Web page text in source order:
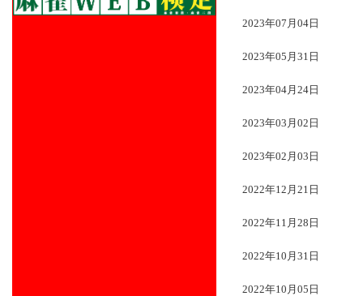
2023年07月04日
2023年05月31日
2023年04月24日
2023年03月02日
2023年02月03日
2022年12月21日
2022年11月28日
2022年10月31日
2022年10月05日